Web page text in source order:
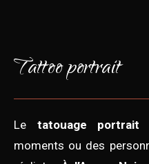
Tattoo portrait
Le tatouage portrait
moments ou des